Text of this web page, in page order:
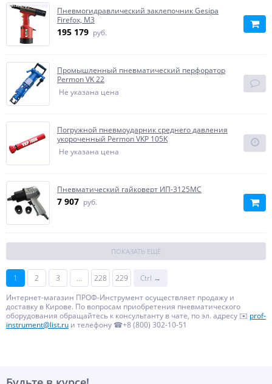
Пневмогидравлический заклепочник Gesipa
Firefox, M3
195 179 руб.
Промышленный пневматический перфоратор
Permon VK 22
Не указана цена
Погружной пневмоударник среднего давления
укороченный Permon VKP 105K
Не указана цена
Пневматический гайковерт ИП-3125МС
7 907 руб.
ПОКАЗАТЬ ЕЩЁ
1 2 3 ... 228 229
Ctrl →
Интернет-магазин ПРОФ-Инструмент осуществляет продажу и
доставку в Кирове. По вопросам приобретения пневматического
оборудования обращайтесь к консультанту в чате, по эл. адресу ✉️ prof-
instrument@list.ru и телефону ☎+8 (800) 302-10-51